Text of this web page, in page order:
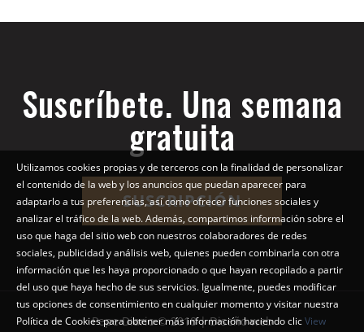
Suscríbete. Una semana
gratuita
SUSCRIPCIÓN
Pepe Diario © 2018 | Diseño web
Utilizamos cookies propias y de terceros con la finalidad de personalizar
el contenido de la web y los anuncios que puedan aparecer para
adaptarlo a tus preferencias, así como ofrecer funciones sociales y
analizar el tráfico de la web. Además, compartimos información sobre el
uso que haga del sitio web con nuestros colaboradores de redes
sociales, publicidad y análisis web, quienes pueden combinarla con otra
información que les haya proporcionado o que hayan recopilado a partir
del uso que haya hecho de sus servicios. Igualmente, puedes modificar
tus opciones de consentimiento en cualquier momento y visitar nuestra
Política de Cookies para obtener más información haciendo clicView